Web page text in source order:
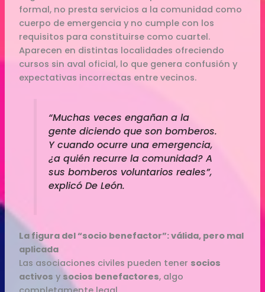
formal, no presta servicios a la comunidad como
cuerpo de emergencia y no cumple con los
requisitos para constituirse como cuartel.
Aparecen en distintas localidades ofreciendo
cursos sin aval oficial, lo que genera confusión y
expectativas incorrectas entre vecinos.
“Muchas veces engañan a la
gente diciendo que son bomberos.
Y cuando ocurre una emergencia,
¿a quién recurre la comunidad? A
sus bomberos voluntarios reales”,
explicó De León.
La figura del “socio benefactor”: válida, pero mal
aplicada
Las asociaciones civiles pueden tener socios
activos y socios benefactores, algo